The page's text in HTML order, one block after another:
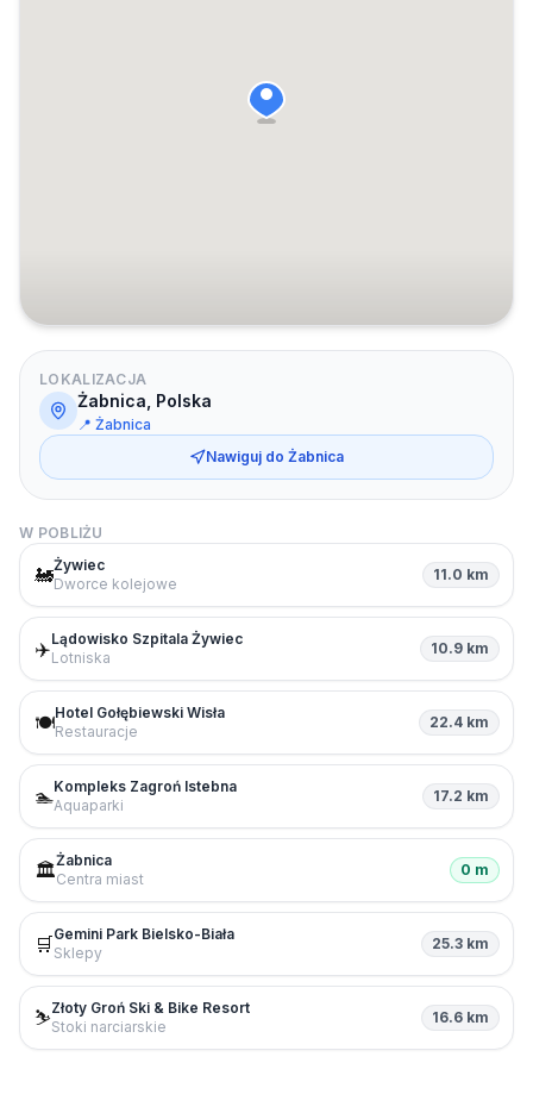
LOKALIZACJA
Żabnica, Polska
📍 Żabnica
Nawiguj do Żabnica
W POBLIŻU
🚂Żywiec
Dworce kolejowe
11.0 km
✈️Lądowisko Szpitala Żywiec
Lotniska
10.9 km
🍽️Hotel Gołębiewski Wisła
Restauracje
22.4 km
🏊Kompleks Zagroń Istebna
Aquaparki
17.2 km
🏛️Żabnica
Centra miast
0 m
🛒Gemini Park Bielsko-Biała
Sklepy
25.3 km
⛷️Złoty Groń Ski & Bike Resort
Stoki narciarskie
16.6 km